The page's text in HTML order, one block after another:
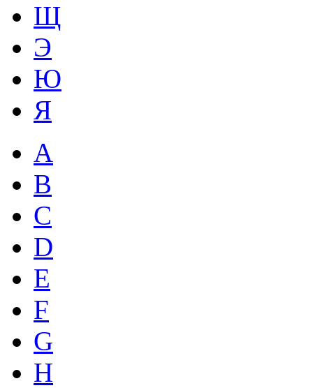
Щ
Э
Ю
Я
A
B
C
D
E
F
G
H